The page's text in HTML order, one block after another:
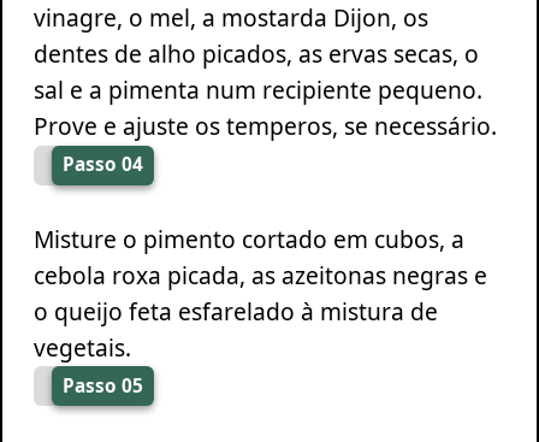
vinagre, o mel, a mostarda Dijon, os
dentes de alho picados, as ervas secas, o
sal e a pimenta num recipiente pequeno.
Prove e ajuste os temperos, se necessário.
Passo 04
Misture o pimento cortado em cubos, a
cebola roxa picada, as azeitonas negras e
o queijo feta esfarelado à mistura de
vegetais.
Passo 05